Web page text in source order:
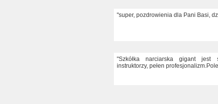
"super, pozdrowienia dla Pani Basi,
"Szkółka narciarska gigant jest
instruktorzy, pełen